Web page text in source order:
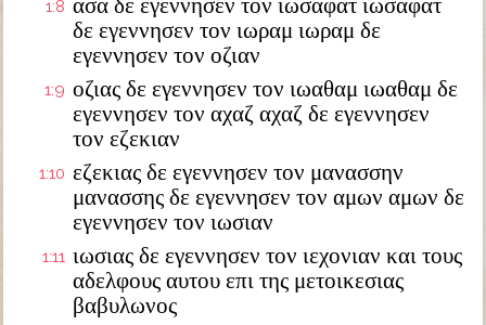
1:8 ασα δε εγεννησεν τον ιωσαφατ ιωσαφατ
δε εγεννησεν τον ιωραμ ιωραμ δε
εγεννησεν τον οζιαν
1:9 οζιας δε εγεννησεν τον ιωαθαμ ιωαθαμ δε
εγεννησεν τον αχαζ αχαζ δε εγεννησεν
τον εζεκιαν
1:10 εζεκιας δε εγεννησεν τον μανασσην
μανασσης δε εγεννησεν τον αμων αμων δε
εγεννησεν τον ιωσιαν
1:11 ιωσιας δε εγεννησεν τον ιεχονιαν και τους
αδελφους αυτου επι της μετοικεσιας
βαβυλωνος